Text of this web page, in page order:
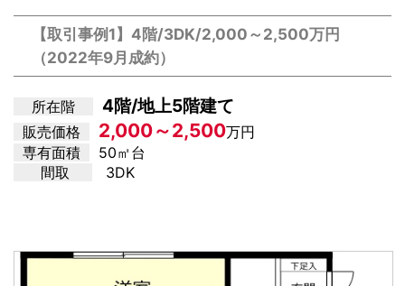
【取引事例1】4階/3DK/2,000～2,500万円
（2022年9月成約）
所在階 4階/地上5階建て
販売価格 2,000～2,500万円
専有面積
50㎡台
間取
3DK